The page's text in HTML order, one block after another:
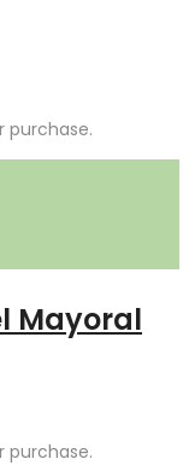
purchase.
Mayoral
purchase.